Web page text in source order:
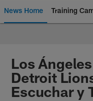
News Home Training
Chargers
Los
Detroit
Escuchar y